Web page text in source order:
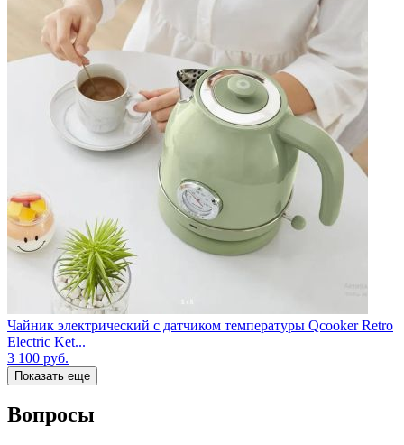
Чайник электрический с датчиком температуры Qcooker Retro
Electric Ket...
3 100 руб.
Показать еще
Вопросы